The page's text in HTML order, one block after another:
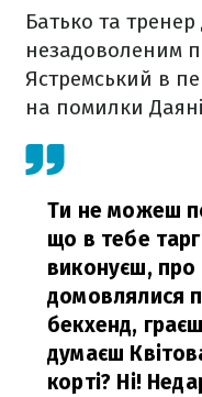
Батько та
незадоволеним
Ястремський в
на помилки
Ти не можеш
що в тебе
виконуєш,
домовлялися
бекхенд,
думаєш
корті? Ні!